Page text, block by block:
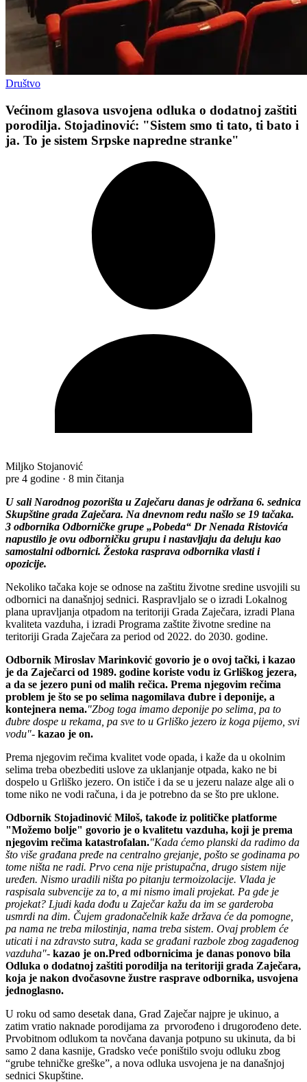
Društvo
Većinom glasova usvojena odluka o dodatnoj zaštiti
porodilja. Stojadinović: "Sistem smo ti tato, ti bato i
ja. To je sistem Srpske napredne stranke"
Miljko Stojanović
pre 4 godine · 8 min čitanja
U sali Narodnog pozorišta u Zaječaru danas je održana 6. sednica
Skupštine grada Zaječara. Na dnevnom redu našlo se 19 tačaka.
3 odbornika Odborničke grupe „Pobeda“ Dr Nenada Ristovića
napustilo je ovu odborničku grupu i nastavljaju da deluju kao
samostalni odbornici. Žestoka rasprava odbornika vlasti i
opozicije.
Nekoliko tačaka koje se odnose na zaštitu životne sredine usvojili su
odbornici na današnjoj sednici. Raspravljalo se o izradi Lokalnog
plana upravljanja otpadom na teritoriji Grada Zaječara, izradi Plana
kvaliteta vazduha, i izradi Programa zaštite životne sredine na
teritoriji Grada Zaječara za period od 2022. do 2030. godine.
Odbornik Miroslav Marinković govorio je o ovoj tački, i kazao
je da Zaječarci od 1989. godine koriste vodu iz Grliškog jezera,
a da se jezero puni od malih rečica. Prema njegovim rečima
problem je što se po selima nagomilava đubre i deponije, a
kontejnera nema."Zbog toga imamo deponije po selima, pa to
đubre dospe u rekama, pa sve to u Grliško jezero iz koga pijemo, svi
vodu"- kazao je on.
Prema njegovim rečima kvalitet vode opada, i kaže da u okolnim
selima treba obezbediti uslove za uklanjanje otpada, kako ne bi
dospelo u Grliško jezero. On ističe i da se u jezeru nalaze alge ali o
tome niko ne vodi računa, i da je potrebno da se što pre uklone.
Odbornik Stojadinović Miloš, takođe iz političke platforme
"Možemo bolje" govorio je o kvalitetu vazduha, koji je prema
njegovim rečima katastrofalan."Kada ćemo planski da radimo da
što više građana pređe na centralno grejanje, pošto se godinama po
tome ništa ne radi. Prvo cena nije pristupačna, drugo sistem nije
uređen. Nismo uradili ništa po pitanju termoizolacije. Vlada je
raspisala subvencije za to, a mi nismo imali projekat. Pa gde je
projekat? Ljudi kada dođu u Zaječar kažu da im se garderoba
usmrdi na dim. Čujem gradonačelnik kaže država će da pomogne,
pa nama ne treba milostinja, nama treba sistem. Ovaj problem će
uticati i na zdravsto sutra, kada se građani razbole zbog zagađenog
vazduha"- kazao je on.Pred odbornicima je danas ponovo bila
Odluka o dodatnoj zaštiti porodilja na teritoriji grada Zaječara,
koja je nakon dvočasovne žustre rasprave odbornika, usvojena
jednoglasno.
U roku od samo desetak dana, Grad Zaječar najpre je ukinuo, a
zatim vratio naknade porodijama za prvorođeno i drugorođeno dete.
Prvobitnom odlukom ta novčana davanja potpuno su ukinuta, da bi
samo 2 dana kasnije, Gradsko veće poništilo svoju odluku zbog
“grube tehničke greške”, a nova odluka usvojena je na današnjoj
sednici Skupštine.